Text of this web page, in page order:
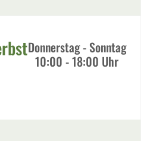
Donnerstag - Sonntag
10:00 - 18:00 Uhr